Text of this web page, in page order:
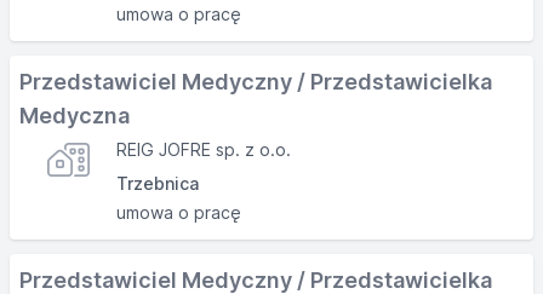
umowa o pracę
Przedstawiciel Medyczny / Przedstawicielka
Medyczna
REIG JOFRE sp. z o.o.
Trzebnica
umowa o pracę
Przedstawiciel Medyczny / Przedstawicielka